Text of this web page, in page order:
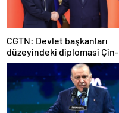
CGTN: Devlet başkanları
düzeyindeki diplomasi Çin-
Rusya arasındaki büyüyen
ortaklığı güçlendiriyor